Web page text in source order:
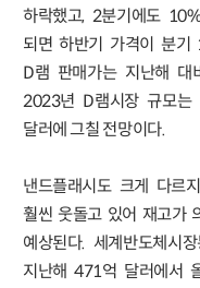
하락했고, 2분기에도
되면 하반기 가격이 분
D램 판매가는 지난해
2023년 D램시장 규모
달러에 그칠 전망이다.
낸드플래시도 크게 다르
훨씬 웃돌고 있어 재고가
예상된다. 세계반도체시
지난해 471억 달러에서